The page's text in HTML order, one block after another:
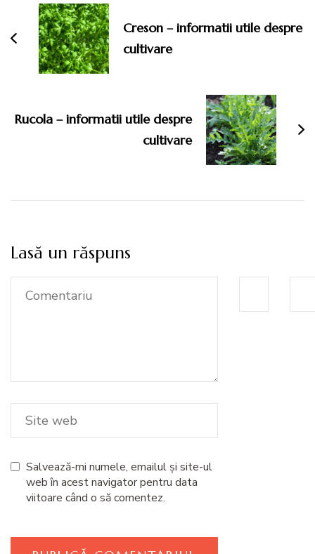
articole
Creson – informatii utile despre
cultivare
Rucola – informatii utile despre
cultivare
Lasă un răspuns
Salvează-mi numele, emailul și site-ul
web în acest navigator pentru data
viitoare când o să comentez.